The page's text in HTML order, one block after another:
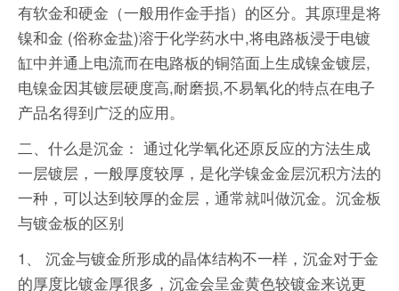
有软金和硬金（一般用作金手指）的区分。其原理是将
镍和金 (俗称金盐)溶于化学药水中,将电路板浸于电镀
缸中并通上电流而在电路板的铜箔面上生成镍金镀层,
电镍金因其镀层硬度高,耐磨损,不易氧化的特点在电子
产品名得到广泛的应用。
二、什么是沉金： 通过化学氧化还原反应的方法生成
一层镀层，一般厚度较厚，是化学镍金金层沉积方法的
一种，可以达到较厚的金层，通常就叫做沉金。沉金板
与镀金板的区别
1、 沉金与镀金所形成的晶体结构不一样，沉金对于金
的厚度比镀金厚很多，沉金会呈金黄色较镀金来说更